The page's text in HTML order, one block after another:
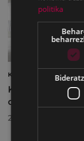
KIROLAK
Kirol-
dira abuztuan,
2026/07/29
politika